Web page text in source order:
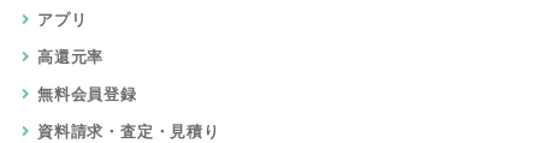
アプリ
高還元率
無料会員登録
資料請求・査定・見積り